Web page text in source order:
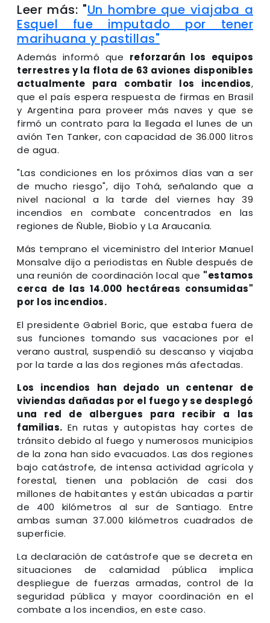
Leer más: "Un hombre que viajaba a
Esquel fue imputado por tener
marihuana y pastillas"
Además informó que reforzarán los equipos
terrestres y la flota de 63 aviones disponibles
actualmente para combatir los incendios,
que el país espera respuesta de firmas en Brasil
y Argentina para proveer más naves y que se
firmó un contrato para la llegada el lunes de un
avión Ten Tanker, con capacidad de 36.000 litros
de agua.
"Las condiciones en los próximos días van a ser
de mucho riesgo", dijo Tohá, señalando que a
nivel nacional a la tarde del viernes hay 39
incendios en combate concentrados en las
regiones de Ñuble, Biobío y La Araucanía.
Más temprano el viceministro del Interior Manuel
Monsalve dijo a periodistas en Ñuble después de
una reunión de coordinación local que "estamos
cerca de las 14.000 hectáreas consumidas"
por los incendios.
El presidente Gabriel Boric, que estaba fuera de
sus funciones tomando sus vacaciones por el
verano austral, suspendió su descanso y viajaba
por la tarde a las dos regiones más afectadas.
Los incendios han dejado un centenar de
viviendas dañadas por el fuego y se desplegó
una red de albergues para recibir a las
familias. En rutas y autopistas hay cortes de
tránsito debido al fuego y numerosos municipios
de la zona han sido evacuados. Las dos regiones
bajo catástrofe, de intensa actividad agrícola y
forestal, tienen una población de casi dos
millones de habitantes y están ubicadas a partir
de 400 kilómetros al sur de Santiago. Entre
ambas suman 37.000 kilómetros cuadrados de
superficie.
La declaración de catástrofe que se decreta en
situaciones de calamidad pública implica
despliegue de fuerzas armadas, control de la
seguridad pública y mayor coordinación en el
combate a los incendios, en este caso.